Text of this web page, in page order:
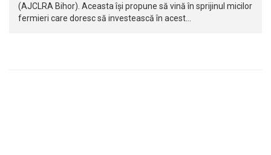
(AJCLRA Bihor). Aceasta își propune să vină în sprijinul micilor
fermieri care doresc să investească în acest…